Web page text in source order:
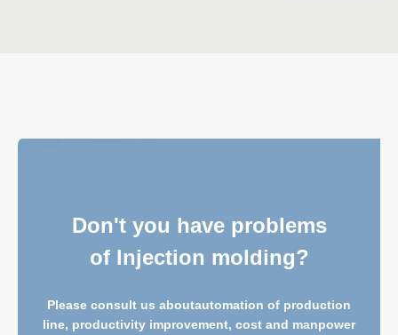
Don't you have problems
of Injection molding?
Please consult us aboutautomation of production
line, productivity improvement, cost and manpower